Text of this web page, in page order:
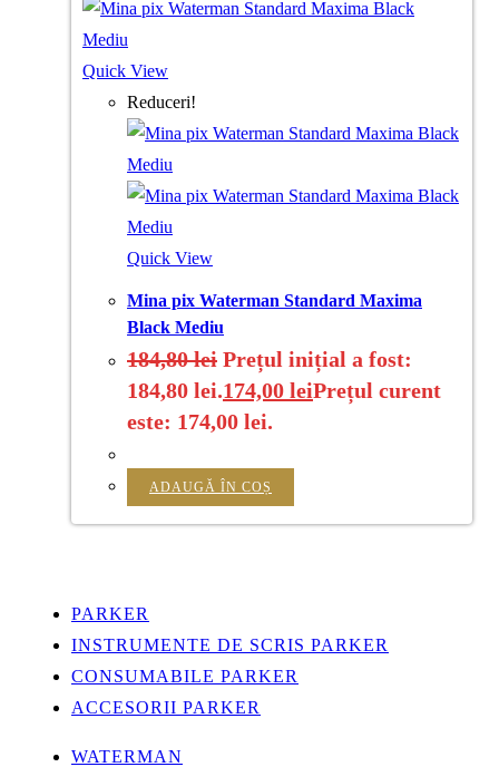
Quick View
Reduceri!
Quick View
Mina pix Waterman Standard Maxima
Black Mediu
184,80lei Prețul inițial a fost:
184,80 lei.174,00 leiPrețul curent
este: 174,00 lei.
ADAUGĂ ÎN COȘ
PARKER
INSTRUMENTE DE SCRIS PARKER
CONSUMABILE PARKER
ACCESORII PARKER
WATERMAN